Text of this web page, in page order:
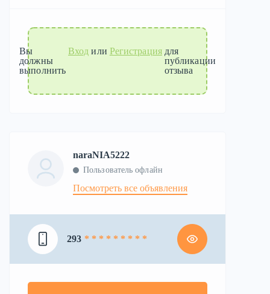
Вы
должны
выполнить
Вход или Регистрация для
публикации
отзыва
naraNIA5222
Пользователь офлайн
Посмотреть все объявления
293 * * * * * * * * *